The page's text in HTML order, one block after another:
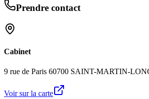
Prendre contact
Cabinet
9 rue de Paris 60700 SAINT-MARTIN-
Voir sur la carte